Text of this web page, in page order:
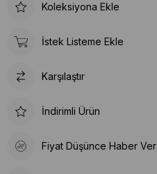
Koleksiyona Ekle
İstek Listeme Ekle
Karşılaştır
İndirimli Ürün
Fiyat Düşünce Haber Ver